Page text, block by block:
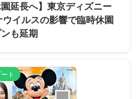
園延長へ】東京ディズニー
ウイルスの影響で臨時休園
も延期
ト